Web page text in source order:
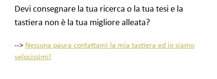
Devi consegnare la tua ricerca o la tua tesi e la
tastiera non è la tua migliore alleata?
--> Nessuna paura contattami la mia tastiera ed io siamo
velocissimi!